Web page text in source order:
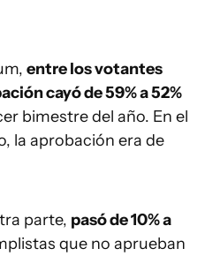
entre los votantes
cayó de 59% a 52%
bimestre del año. En el
la aprobación era de
parte, pasó de 10% a
que no aprueban